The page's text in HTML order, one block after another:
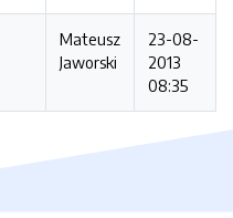
Mateusz
Jaworski
23-08-
2013
08:35